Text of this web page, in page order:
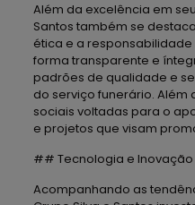
Além da excelência em
Santos também se
ética e a
forma transparente e
padrões de qualidade e
do serviço funerário. Além
sociais voltadas para o
e projetos que visam
## Tecnologia e Inovação
Acompanhando as